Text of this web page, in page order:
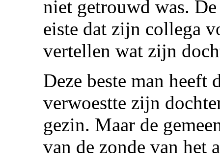
niet getrouwd was.
eiste dat zijn collega
vertellen wat zijn
Deze beste man heeft
verwoestte zijn
gezin. Maar de
van de zonde van het